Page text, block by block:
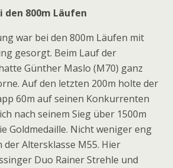
den 800m Läufen
war bei den 800m Läufen mit
gesorgt. Beim Lauf der
Günther Maslo (M70) ganz
Auf den letzten 200m holte der
60m auf seinen Konkurrenten
nach seinem Sieg über 1500m
Goldmedaille. Nicht weniger eng
der Altersklasse M55. Hier
Duo Rainer Strehle und